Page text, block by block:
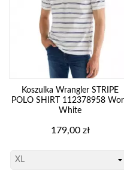
Koszulka Wrangler STRIPE
POLO SHIRT 112378958
White
Cena
179,00 zł